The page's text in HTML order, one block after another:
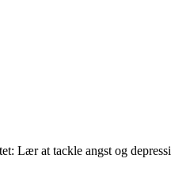
Lær at tackle angst og